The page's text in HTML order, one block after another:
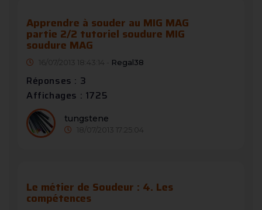
Apprendre à souder au MIG MAG
partie 2/2 tutoriel soudure MIG
soudure MAG
16/07/2013 18:43:14 - Regal38
Réponses : 3
Affichages : 1725
tungstene
18/07/2013 17:25:04
Le métier de Soudeur : 4. Les
compétences